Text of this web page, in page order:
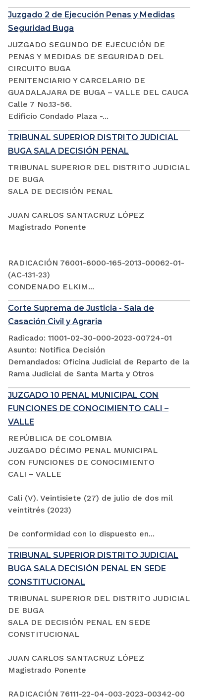
Juzgado 2 de Ejecución Penas y Medidas
Seguridad Buga
JUZGADO SEGUNDO DE EJECUCIÓN DE
PENAS Y MEDIDAS DE SEGURIDAD DEL
CIRCUITO BUGA
PENITENCIARIO Y CARCELARIO DE
GUADALAJARA DE BUGA – VALLE DEL CAUCA
Calle 7 No.13-56.
Edificio Condado Plaza -...
TRIBUNAL SUPERIOR DISTRITO JUDICIAL
BUGA SALA DECISIÓN PENAL
TRIBUNAL SUPERIOR DEL DISTRITO JUDICIAL
DE BUGA
SALA DE DECISIÓN PENAL
JUAN CARLOS SANTACRUZ LÓPEZ
Magistrado Ponente
RADICACIÓN 76001-6000-165-2013-00062-01-
(AC-131-23)
CONDENADO ELKIM...
Corte Suprema de Justicia - Sala de
Casación Civil y Agraria
Radicado: 11001-02-30-000-2023-00724-01
Asunto: Notifica Decisión
Demandados: Oficina Judicial de Reparto de la
Rama Judicial de Santa Marta y Otros
JUZGADO 10 PENAL MUNICIPAL CON
FUNCIONES DE CONOCIMIENTO CALI –
VALLE
REPÚBLICA DE COLOMBIA
JUZGADO DÉCIMO PENAL MUNICIPAL
CON FUNCIONES DE CONOCIMIENTO
CALI – VALLE
Cali (V). Veintisiete (27) de julio de dos mil
veintitrés (2023)
De conformidad con lo dispuesto en...
TRIBUNAL SUPERIOR DISTRITO JUDICIAL
BUGA SALA DECISIÓN PENAL EN SEDE
CONSTITUCIONAL
TRIBUNAL SUPERIOR DEL DISTRITO JUDICIAL
DE BUGA
SALA DE DECISIÓN PENAL EN SEDE
CONSTITUCIONAL
JUAN CARLOS SANTACRUZ LÓPEZ
Magistrado Ponente
RADICACIÓN 76111-22-04-003-2023-00342-00